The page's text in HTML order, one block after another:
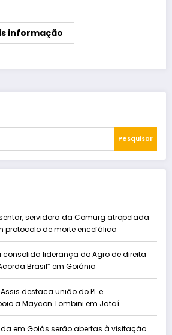
informação
Pesquisar
servidora da Comurg atropelada
protocolo de morte encefálica
consolida liderança do Agro de direita
Brasil” em Goiânia
Assis destaca união do PL e
a Maycon Tombini em Jataí
em Goiás serão abertas à visitação